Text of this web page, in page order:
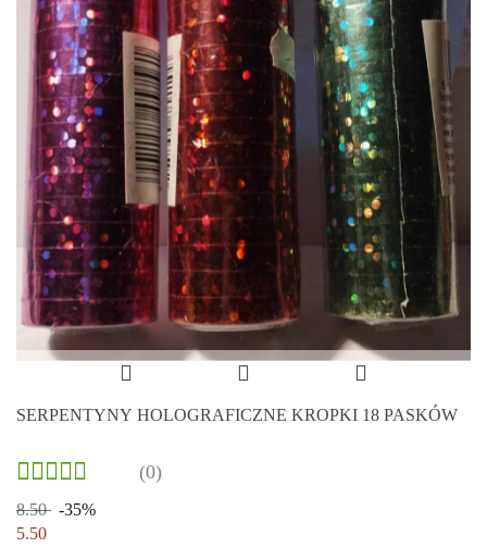
SERPENTYNY HOLOGRAFICZNE KROPKI 18 PASKÓW
(0)
8.50
-35%
5.50